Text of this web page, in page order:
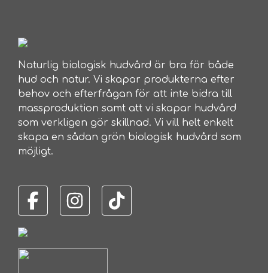
Naturlig biologisk hudvård är bra för både
hud och natur. Vi skapar produkterna efter
behov och efterfrågan för att inte bidra till
massproduktion samt att vi skapar hudvård
som verkligen gör skillnad. Vi vill helt enkelt
skapa en sådan grön biologisk hudvård som
möjligt.